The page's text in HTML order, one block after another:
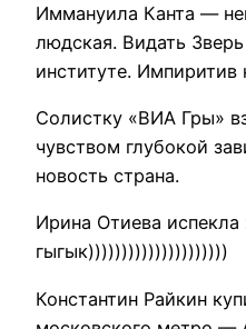
Иммануила Канта —
людская. Видать
институте. Импиритив
Солистку «ВИА Гры»
чувством глубокой
новость страна.
Ирина Отиева
гыгык)))))))))))))))))))))
Константин Райкин